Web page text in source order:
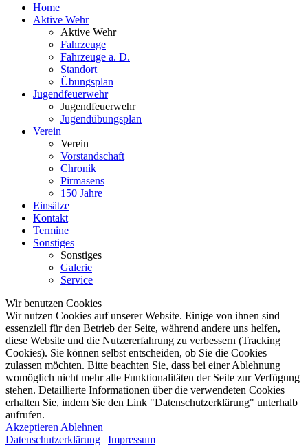
Home
Aktive Wehr
Aktive Wehr
Fahrzeuge
Fahrzeuge a. D.
Standort
Übungsplan
Jugendfeuerwehr
Jugendfeuerwehr
Jugendübungsplan
Verein
Verein
Vorstandschaft
Chronik
Pirmasens
150 Jahre
Einsätze
Kontakt
Termine
Sonstiges
Sonstiges
Galerie
Service
Wir benutzen Cookies
Wir nutzen Cookies auf unserer Website. Einige von ihnen sind
essenziell für den Betrieb der Seite, während andere uns helfen,
diese Website und die Nutzererfahrung zu verbessern (Tracking
Cookies). Sie können selbst entscheiden, ob Sie die Cookies
zulassen möchten. Bitte beachten Sie, dass bei einer Ablehnung
womöglich nicht mehr alle Funktionalitäten der Seite zur Verfügung
stehen. Detaillierte Informationen über die verwendeten Cookies
erhalten Sie, indem Sie den Link "Datenschutzerklärung" unterhalb
aufrufen.
Akzeptieren Ablehnen
Datenschutzerklärung | Impressum